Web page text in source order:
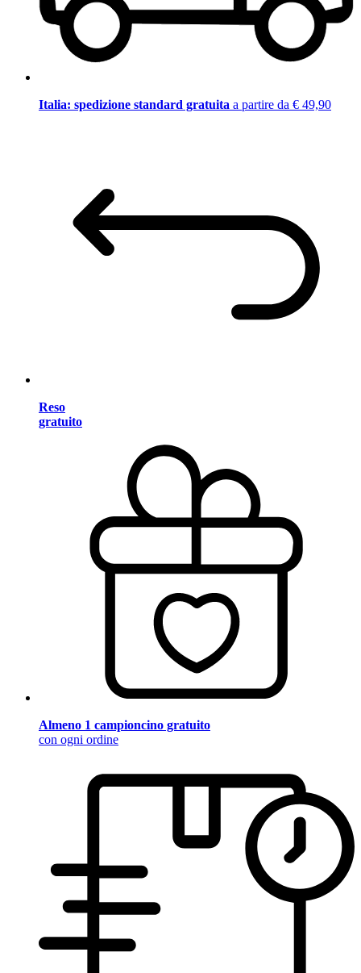
Italia: spedizione standard gratuita a partire da € 49,90
Reso
gratuito
Almeno 1 campioncino gratuito
con ogni ordine